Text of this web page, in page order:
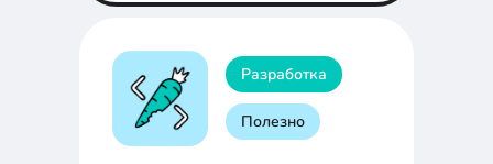
редактированию и пониманию
вашей системы.Разработка
Полезно